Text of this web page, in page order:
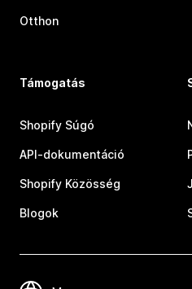
Otthon
Támogatás
Shopify Súgó
API-dokumentáció
Shopify Közösség
Blogok